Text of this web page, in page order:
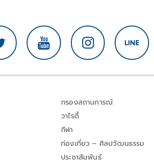
กรองสถานการณ์
วาไรตี้
กีฬา
ท่องเที่ยว – ศิลปวัฒนธรรม
ประชาสัมพันธ์